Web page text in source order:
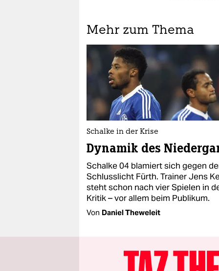
Mehr zum Thema
Schalke in der Krise
Dynamik des
Schalke 04 blamiert sich gegen
Schlusslicht Fürth. Trainer Jens
steht schon nach vier Spielen in
Kritik – vor allem beim Publikum.
Von Daniel Theweleit